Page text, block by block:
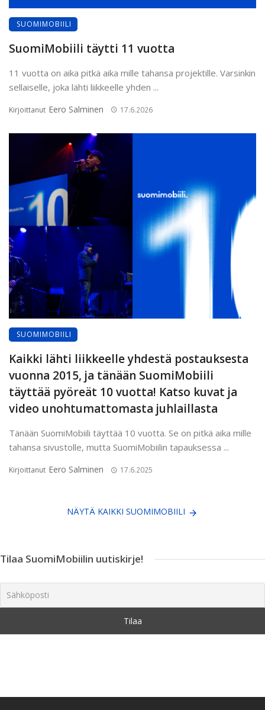
SUOMIMOBIILI
SuomiMobiili täytti 11 vuotta
11 vuotta on aika pitkä aika mille tahansa projektille. Varsinkin
sellaiselle, joka lähti liikkeelle yhden ...
Kirjoittanut Eero Salminen 17.6.2026
SUOMIMOBIILI
Kaikki lähti liikkeelle yhdestä postauksesta
vuonna 2015, ja tänään SuomiMobiili
täyttää pyöreät 10 vuotta! Katso kuvat ja
video unohtumattomasta juhlaillasta
Tänään SuomiMobiili täyttää 10 vuotta. Se on pitkä aika mille
tahansa sivustolle, mutta SuomiMobiilin tapauksessa ...
Kirjoittanut Eero Salminen 17.6.2025
NÄYTÄ KAIKKI SUOMIMOBIILI
Tilaa SuomiMobiilin uutiskirje!